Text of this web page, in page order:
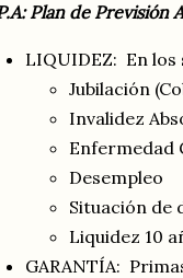
Plan de Previsión
LIQUIDEZ: En los
Jubilación
Invalidez
Enfermedad
Desempleo
Situación de
Liquidez 10
GARANTÍA: